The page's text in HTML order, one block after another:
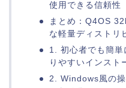
使用できる信頼性
まとめ：Q4OS
な軽量ディストリ
1. 初心者でも簡単
りやすいインスト
2. Windows風の